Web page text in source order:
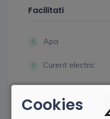
Cookies
Facilitati
Apa
Curent electric
Canal
Termoficare